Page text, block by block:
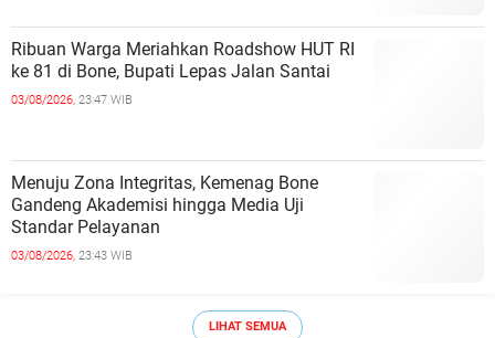
Ribuan Warga Meriahkan Roadshow HUT RI
ke 81 di Bone, Bupati Lepas Jalan Santai
03/08/2026, 23:47 WIB
Menuju Zona Integritas, Kemenag Bone
Gandeng Akademisi hingga Media Uji
Standar Pelayanan
03/08/2026, 23:43 WIB
LIHAT SEMUA